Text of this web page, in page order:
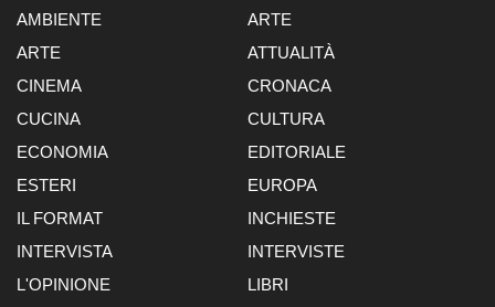
AMBIENTE
ARTE
ARTE
ATTUALITÀ
CINEMA
CRONACA
CUCINA
CULTURA
ECONOMIA
EDITORIALE
ESTERI
EUROPA
IL FORMAT
INCHIESTE
INTERVISTA
INTERVISTE
L'OPINIONE
LIBRI